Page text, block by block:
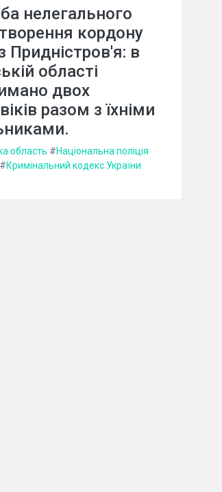
нелегального
кордону
Придністров'я: в
області
двох
разом з їхніми
область #Національна поліція
#Кримінальний кодекс України